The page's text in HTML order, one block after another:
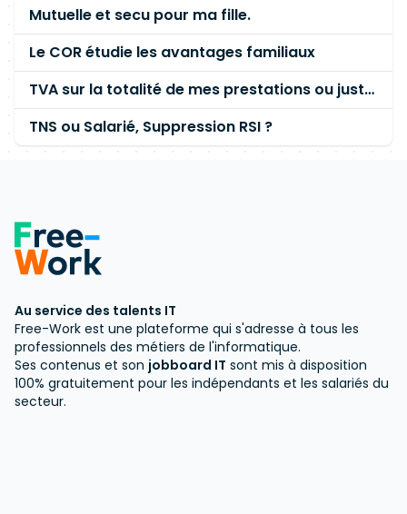
Mutuelle et secu pour ma fille.
Le COR étudie les avantages familiaux
TVA sur la totalité de mes prestations ou juste sur la marge
TNS ou Salarié, Suppression RSI ?
Au service des talents IT
Free-Work est une plateforme qui s'adresse à tous les
professionnels des métiers de l'informatique.
Ses contenus et son jobboard IT sont mis à disposition
100% gratuitement pour les indépendants et les salariés du
secteur.